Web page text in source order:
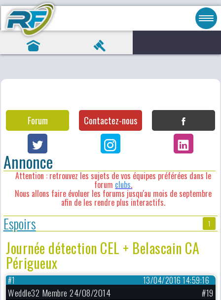
Forum Contactez-nous
Annonce
Attention : retrouvez les sujets de vos équipes préférées dans le
forum clubs.
Nous allons faire évoluer les forums jusqu'au mois de septembre
afin de les rendre plus interactifs.
Espoirs 1
Journée détection CEL + Belascain CA
Périgueux
13/04/2016 14:59:16
#1
Weddle32 Membre 24/08/2014
#19